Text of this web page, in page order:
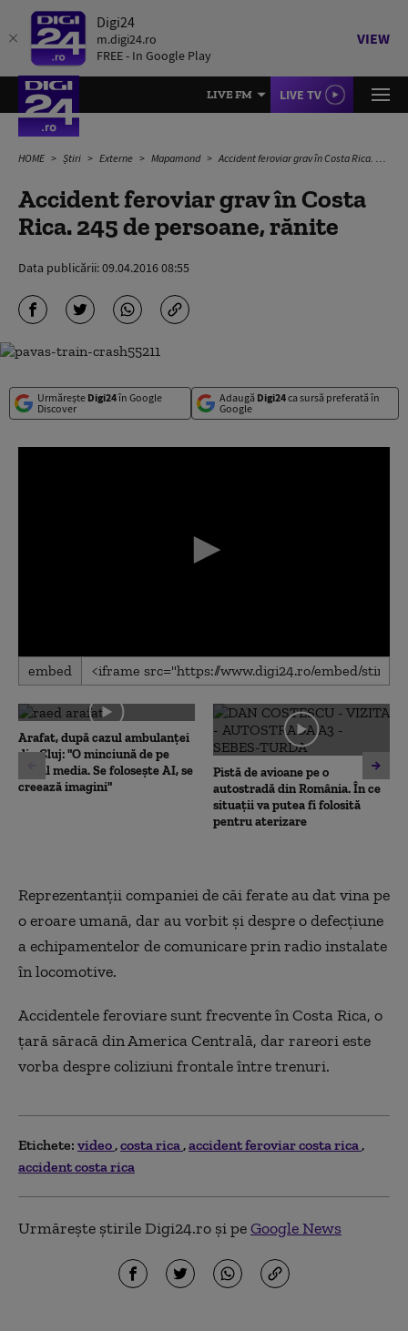
Digi24
m.digi24.ro
FREE - In Google Play
VIEW
LIVE FM LIVE TV
HOME Știri Externe Mapamond Accident feroviar grav în Costa Rica. 245 de persoane, rănite
Accident feroviar grav în Costa
Rica. 245 de persoane, rănite
Data publicării:09.04.2016 08:55
Urmărește Digi24în Google
Discover
Adaugă Digi24ca sursă preferată în
Google
0
seconds
0
seconds
embed
Arafat, după cazul ambulanței
din Cluj: "O minciună de pe
social media. Se folosește AI, se
creează imagini"
Pistă de avioane pe o
autostradă din România. În ce
situații va putea fi folosită
pentru aterizare
Reprezentanţii companiei de căi ferate au dat vina pe
o eroare umană, dar au vorbit şi despre o defecţiune
a echipamentelor de comunicare prin radio instalate
în locomotive.
Accidentele feroviare sunt frecvente în Costa Rica, o
ţară săracă din America Centrală, dar rareori este
vorba despre coliziuni frontale între trenuri.
Etichete: video costa rica accident feroviar costa rica
accident costa rica
Urmărește știrile Digi24.ro și peGoogle News